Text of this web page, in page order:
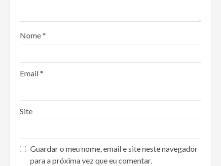
Nome*
Email*
Site
Guardar o meu nome, email e site neste navegador
para a próxima vez que eu comentar.